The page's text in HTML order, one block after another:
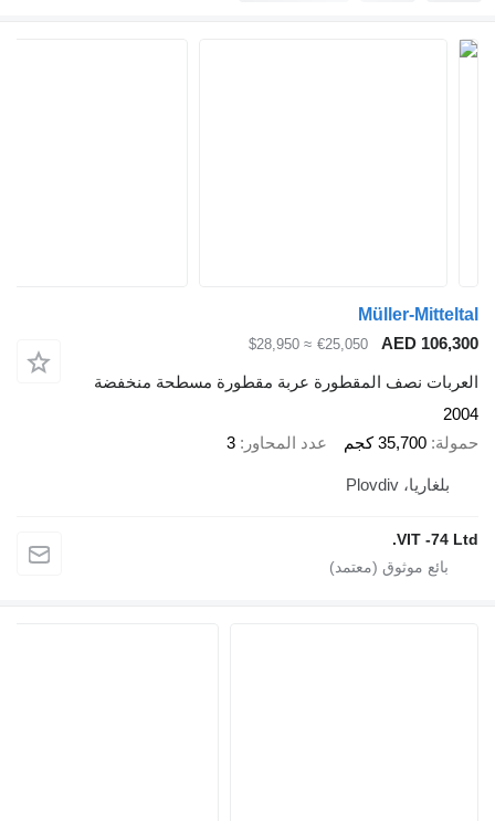
Müller-Mitteltal
AED 106,300
€25,050
≈ $28,950
العربات نصف المقطورة عربة مقطورة مسطحة منخفضة
2004
حمولة 35,700 كجم عدد المحاور 3
بلغاريا، Plovdiv
VIT -74 Ltd.